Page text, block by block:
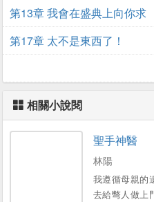
第13章 我會在盛典上向你求
婚！
第17章 太不是東西了！
相關小說閱
聖手神醫
林陽
我遵循母親的
去給彆人做上